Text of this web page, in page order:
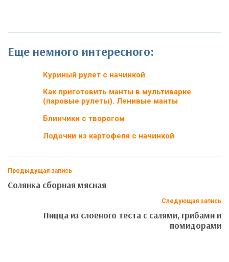
Еще немного интересного:
Куриный рулет с начинкой
Как приготовить манты в мультиварке
(паровые рулеты). Ленивые манты
Блинчики с творогом
Лодочки из картофеля с начинкой
Предыдущая запись
Солянка сборная мясная
Следующая запись
Пицца из слоеного теста с салями, грибами и
помидорами